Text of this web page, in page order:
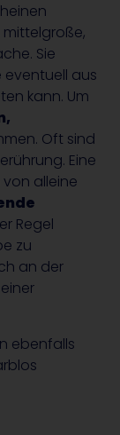
mittelgroße,
Sie
eventuell aus
kann. Um
Oft sind
Eine
alleine
Regel
zu
an der
ebenfalls